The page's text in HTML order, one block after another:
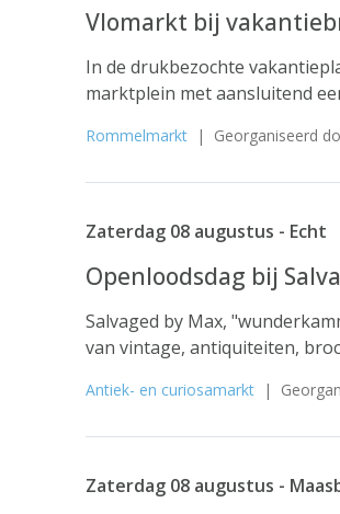
Vlomarkt bij
In de drukbezochte
marktplein met aansluitend
Rommelmarkt | Georganiseerd
Zaterdag 08 augustus - Echt
Openloodsdag bij
Salvaged by Max,
van vintage, antiquiteiten,
Antiek- en curiosamarkt |
Zaterdag 08 augustus -